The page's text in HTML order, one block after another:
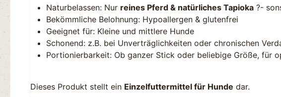
Naturbelassen: Nur reines Pferd & natürliches Tapioka ?-
Bekömmliche Belohnung: Hypoallergen & glutenfrei
Geeignet für: Kleine und mittlere Hunde
Schonend: z.B. bei Unverträglichkeiten oder chronischen
Portionierbarkeit: Ob ganzer Stick oder beliebige Größe, für
Dieses Produkt stellt ein Einzelfuttermittel für Hunde dar.